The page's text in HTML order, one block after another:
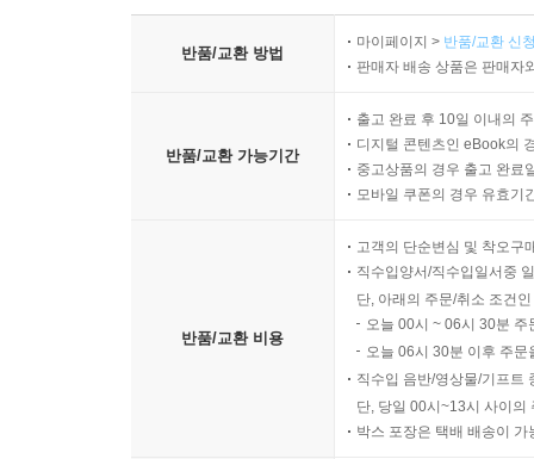
반품/교환 방법
마이페이지 > 반품/교환 신
판매자 배송 상품은 판매자
반품/교환 가능기간
출고 완료 후 10일 이내의
디지털 콘텐츠인 eBook의
중고상품의 경우 출고 완료
모바일 쿠폰의 경우 유효기
반품/교환 비용
고객의 단순변심 및 착오구
직수입양서/직수입일서중
단, 아래의 주문/취소 조건
오늘 00시 ~ 06시 30분
오늘 06시 30분 이후 주
직수입 음반/영상물/기프트
단, 당일 00시~13시 사이의
박스 포장은 택배 배송이